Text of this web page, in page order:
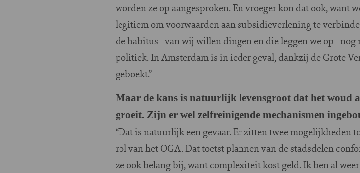
worden ze op aangesproken. En vroeger kon dat ook, want
legitiem om voorwaarden aan subsidieverlening te
de habitus - van wij willen dingen en die leggen we op -
politiek. In Amsterdam is in ieder geval, dankzij de Grote
geboekt.”
Maar de kans is natuurlijk levensgroot dat het woud
groeit. Zijn er wel zelfreinigende mechanismen
“Dat is natuurlijk een gevaar. Er zitten twee mogelijkheden
rol van het OGA. Dat toetst plannen van de stadsdelen
ze ook belang bij, want complexiteit kost geld. Ik ben al